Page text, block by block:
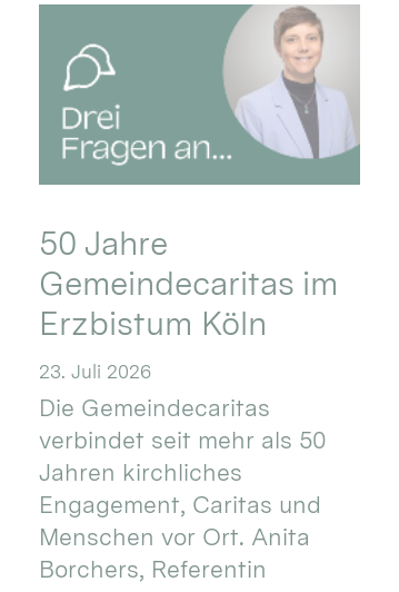
50 Jahre
Gemeindecaritas im
Erzbistum Köln
23. Juli 2026
Die Gemeindecaritas
verbindet seit mehr als 50
Jahren kirchliches
Engagement, Caritas und
Menschen vor Ort. Anita
Borchers, Referentin